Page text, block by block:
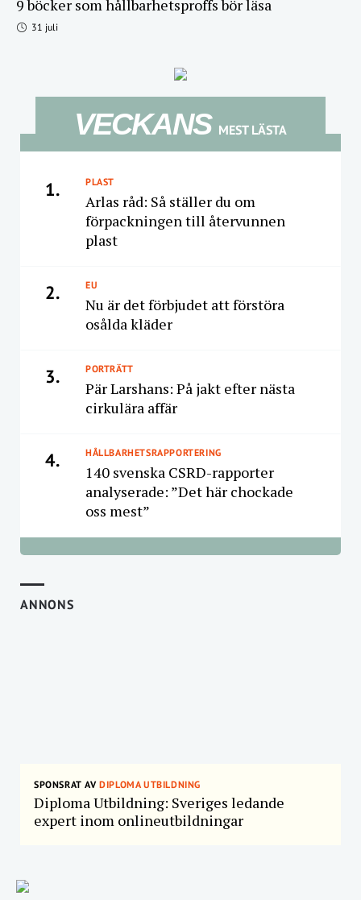
9 böcker som hållbarhetsproffs bör läsa
31 juli
VECKANS MEST LÄSTA
1. PLAST
Arlas råd: Så ställer du om
förpackningen till återvunnen
plast
2. EU
Nu är det förbjudet att förstöra
osålda kläder
3. PORTRÄTT
Pär Larshans: På jakt efter nästa
cirkulära affär
4. HÅLLBARHETSRAPPORTERING
140 svenska CSRD-rapporter
analyserade: ”Det här chockade
oss mest”
ANNONS
SPONSRAT AVDIPLOMA UTBILDNING
Diploma Utbildning: Sveriges ledande
expert inom onlineutbildningar